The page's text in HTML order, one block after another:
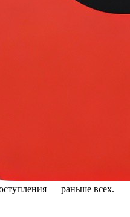
— раньше всех.